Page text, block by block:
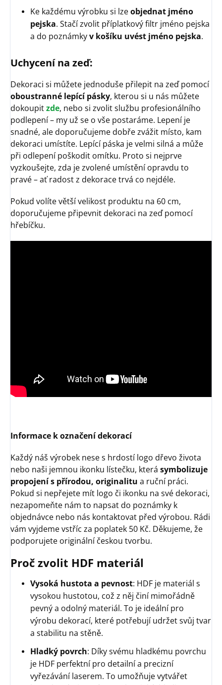
Ke každému výrobku si lzeobjednat jméno
pejska. Stačí zvolit příplatkový filtr jméno pejska
a do poznámkyv košíku uvést jméno pejska.
Uchycení na zeď:
Dekoraci si můžete jednoduše přilepit na zeď pomocí
oboustranné lepící pásky, kterou si u nás můžete
dokoupitzde, nebo si zvolit službu profesionálního
podlepení – my už se o vše postaráme. Lepení je
snadné, ale doporučujeme dobře zvážit místo, kam
dekoraci umístíte. Lepící páska je velmi silná a může
při odlepení poškodit omítku. Proto si nejprve
vyzkoušejte, zda je zvolené umístění opravdu to
pravé – ať radost z dekorace trvá co nejdéle.
Pokud volíte větší velikost produktu na 60 cm,
doporučujeme připevnit dekoraci na zeď pomocí
hřebíčku.
Informace k označení dekorací
Každý náš výrobek nese s hrdostí logo dřevo života
nebo naši jemnou ikonku lístečku, která symbolizuje
propojení s přírodou, originalitu a ruční práci.
Pokud si nepřejete mít logo či ikonku na své dekoraci,
nezapomeňte nám to napsat do poznámky k
objednávce nebo nás kontaktovat před výrobou. Rádi
vám vyjdeme vstříc za poplatek 50 Kč. Děkujeme, že
podporujete originální českou tvorbu.
Proč zvolit HDF materiál
Vysoká hustota a pevnost: HDF je materiál s
vysokou hustotou, což z něj činí mimořádně
pevný a odolný materiál. To je ideální pro
výrobu dekorací, které potřebují udržet svůj tvar
a stabilitu na stěně.
Hladký povrch: Díky svému hladkému povrchu
je HDF perfektní pro detailní a precizní
vyřezávání laserem. To umožňuje vytvářet